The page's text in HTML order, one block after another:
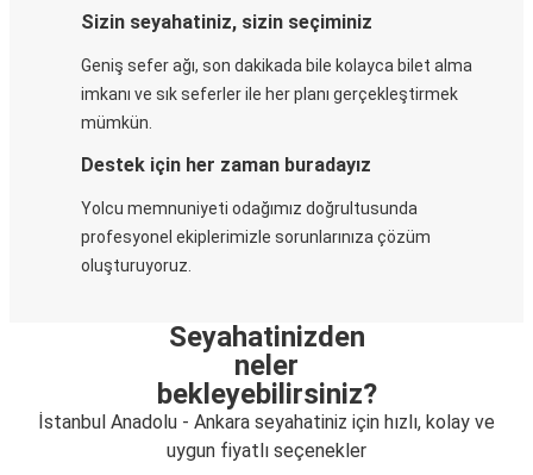
Sizin seyahatiniz, sizin seçiminiz
Geniş sefer ağı, son dakikada bile kolayca bilet alma
imkanı ve sık seferler ile her planı gerçekleştirmek
mümkün.
Destek için her zaman buradayız
Yolcu memnuniyeti odağımız doğrultusunda
profesyonel ekiplerimizle sorunlarınıza çözüm
oluşturuyoruz.
Seyahatinizden
neler
bekleyebilirsiniz?
İstanbul Anadolu - Ankara seyahatiniz için hızlı, kolay ve
uygun fiyatlı seçenekler